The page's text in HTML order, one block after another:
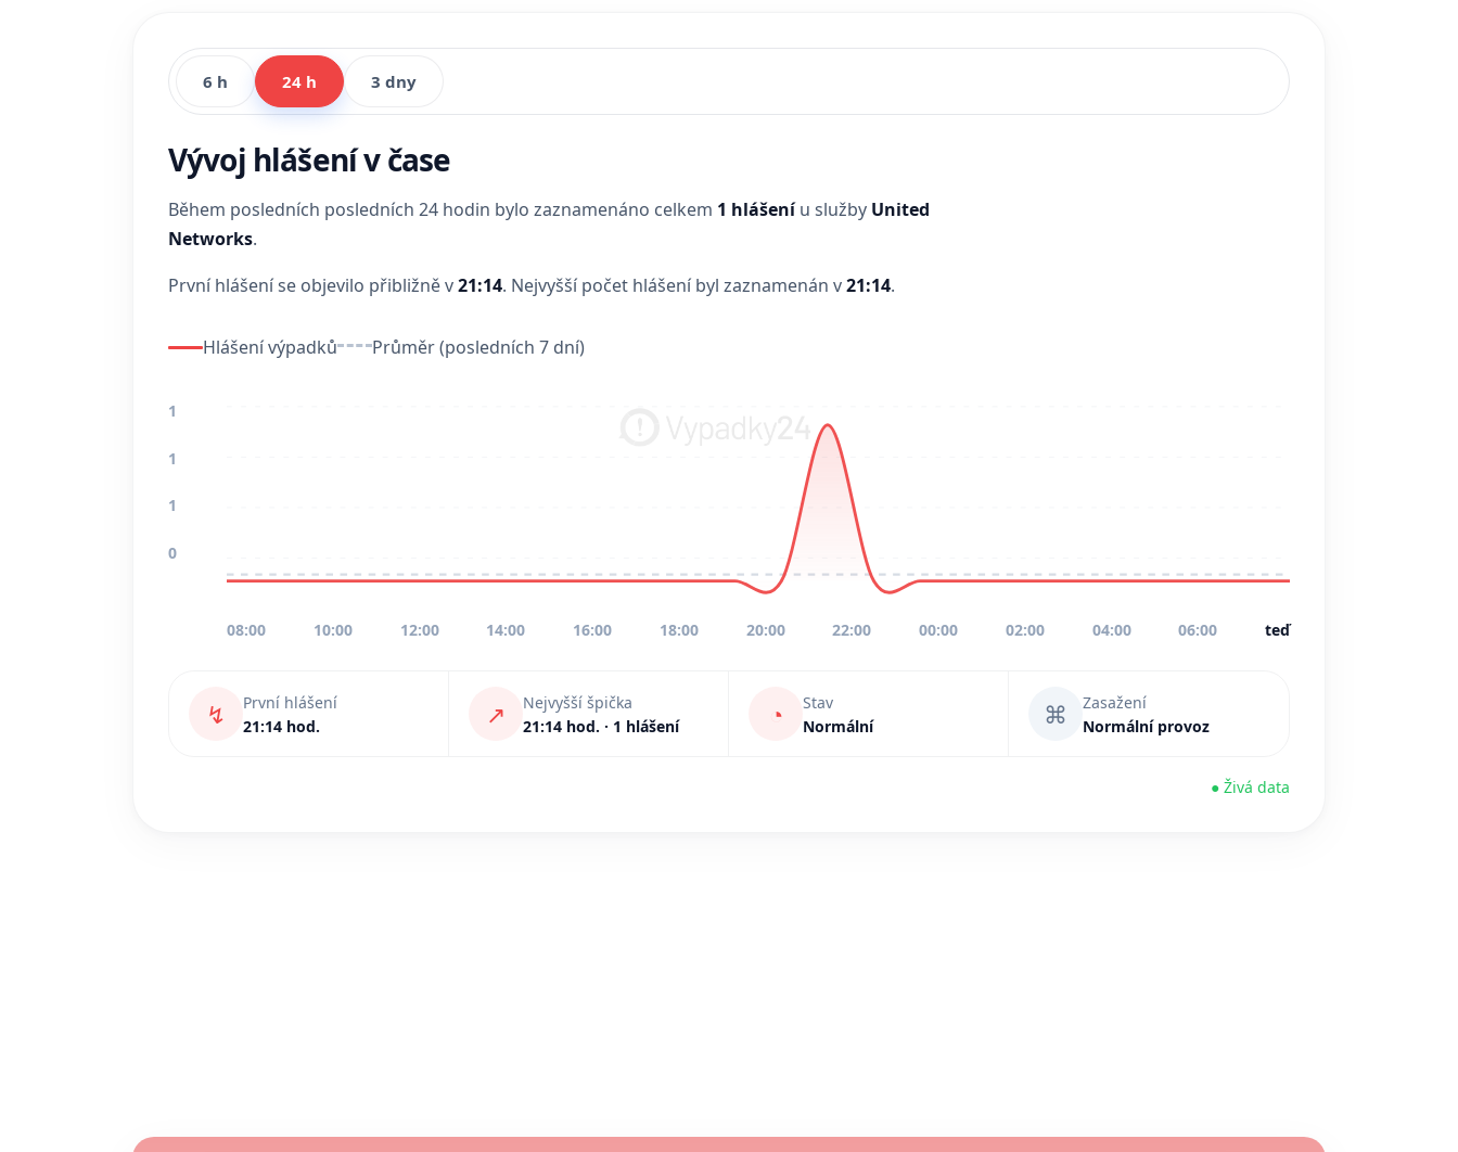
6 h 24 h 3 dny
Vývoj hlášení v čase
Během posledních posledních 24 hodin bylo zaznamenáno celkem 1 hlášeníu služby United
Networks.
První hlášení se objevilo přibližně v21:14. Nejvyšší počet hlášení byl zaznamenán v21:14.
Hlášení výpadků Průměr (posledních 7 dní)
1
1
1
0
08:00 10:00 12:00 14:00 16:00 18:00 20:00 22:00 00:00 02:00 04:00 06:00 teď
↯
První hlášení
21:14 hod.
↗
Nejvyšší špička
21:14 hod. · 1 hlášení
◔
Stav
Normální
⌘
Zasažení
Normální provoz
● Živá data